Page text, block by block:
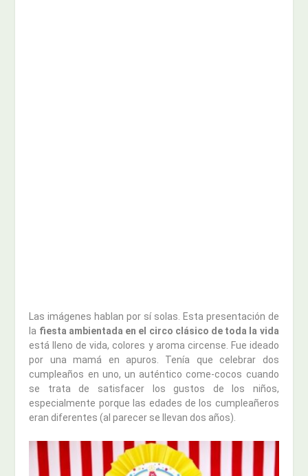
Las imágenes hablan por sí solas. Esta presentación de
la fiesta ambientada en el circo clásico de toda la vida
está lleno de vida, colores y aroma circense. Fue ideado
por una mamá en apuros. Tenía que celebrar dos
cumpleaños en uno, un auténtico come-cocos cuando
se trata de satisfacer los gustos de los niños,
especialmente porque las edades de los cumpleañeros
eran diferentes (al parecer se llevan dos años).